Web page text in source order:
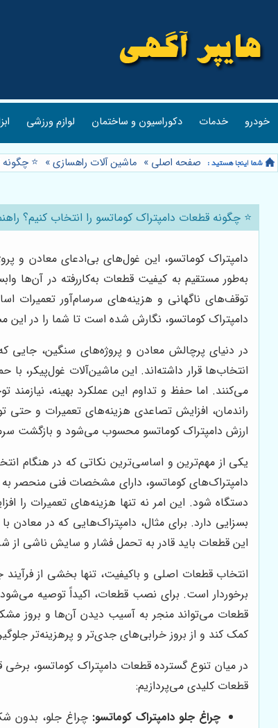
خودرو خدمات دکوراسیون و ساختمان لوازم ورزشی
صفحه اصلی » ماشین آلات راهسازی» ⭐️ چگونه
⭐️ چگونه قطعات دامپتراک کوماتسو را انتخاب کنیم؟
دامپتراک کوماتسو، این غول‌های بی‌ادعای معادن و
به‌طور مستقیم به کیفیت قطعات به‌کاررفته در آن‌ها
توقف‌های ناگهانی و هزینه‌های سرسام‌آور تعمیرات
دامپتراک کوماتسو، نگارش شده است تا شما را در این
در دنیای پرچالش معادن و پروژه‌های سنگین، جایی
انتخاب‌ها قرار داشته‌اند. این ماشین‌آلات غول‌پیکر،
می‌کنند. اما حفظ و تداوم این عملکرد بهینه،
راندمان، افزایش تصاعدی هزینه‌های تعمیرات و
ارزش دامپتراک کوماتسو محسوب می‌شود و بازگشت
یکی از مهم‌ترین و اساسی‌ترین نکاتی که در هنگام
دامپتراک‌های کوماتسو، دارای مشخصات فنی منحصر
دستگاه شود. این امر نه تنها هزینه‌های تعمیرات را
بسزایی دارد. برای مثال، دامپتراک‌هایی که در معادن
این قطعات باید قادر به تحمل فشار و سایش ناشی از
انتخاب قطعات اصلی و باکیفیت، تنها بخشی از
برخوردار است. برای نصب قطعات، اکیداً توصیه
قطعات می‌تواند منجر به آسیب دیدن آن‌ها و بروز
کمک کند و از بروز خرابی‌های جدی‌تر و پرهزینه‌تر
در میان تنوع گسترده قطعات دامپتراک کوماتسو،
قطعات کلیدی می‌پردازیم:
چراغ جلو دامپتراک کوماتسو: چراغ جلو، بدون